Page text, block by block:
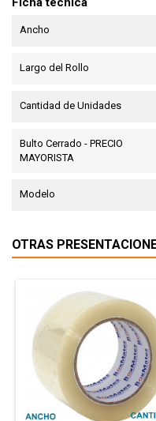
Ancho
Largo del Rollo
Cantidad de Unidades
Bulto Cerrado - PRECIO
MAYORISTA
Modelo
OTRAS